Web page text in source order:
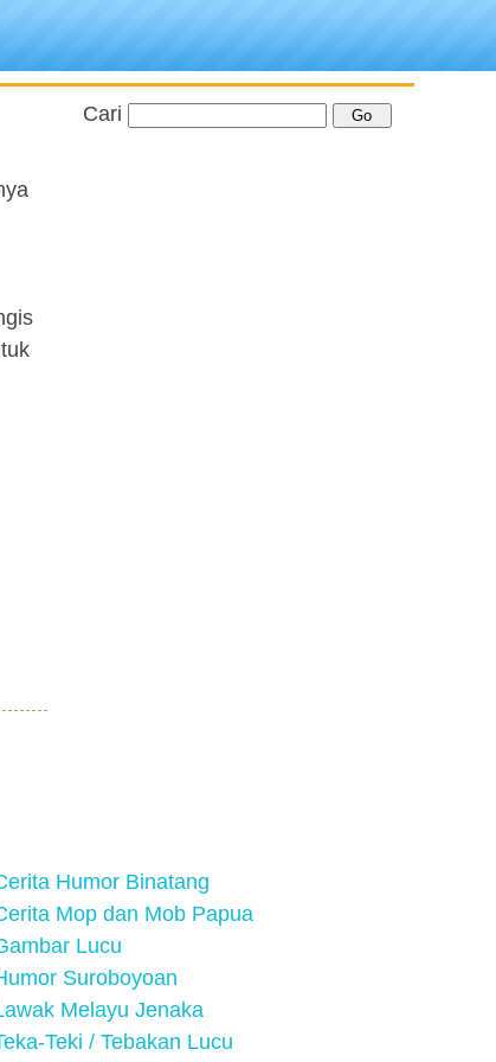
Cari
Humor Binatang
Mop dan Mob Papua
Lucu
Suroboyoan
Melayu Jenaka
Teki / Tebakan Lucu